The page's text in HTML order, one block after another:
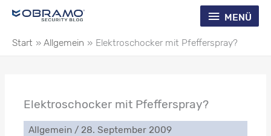
Inhalt
Menü
MENÜ
Start Allgemein Elektroschocker mit Pfefferspray?
Elektroschocker mit Pfefferspray?
Allgemein / 28. September 2009